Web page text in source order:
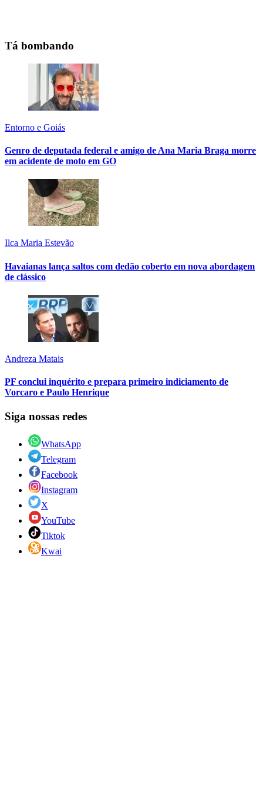
Tá bombando
Entorno e Goiás
Genro de deputada federal e amigo de Ana Maria Braga morre
em acidente de moto em GO
Ilca Maria Estevão
Havaianas lança saltos com dedão coberto em nova abordagem
de clássico
Andreza Matais
PF conclui inquérito e prepara primeiro indiciamento de
Vorcaro e Paulo Henrique
Siga nossas redes
WhatsApp
Telegram
Facebook
Instagram
X
YouTube
Tiktok
Kwai